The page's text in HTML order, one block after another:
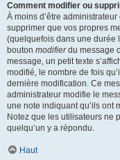
Comment modifier ou
À moins d’être
supprimer que vos propres
(quelquefois dans une durée
bouton modifierdu message
message, un petit texte
modifié, le nombre de fois
dernière modification. Ce
administrateur modifie le
une note indiquant qu’ils ont
Notez que les utilisateurs ne
quelqu’un y a répondu.
Haut